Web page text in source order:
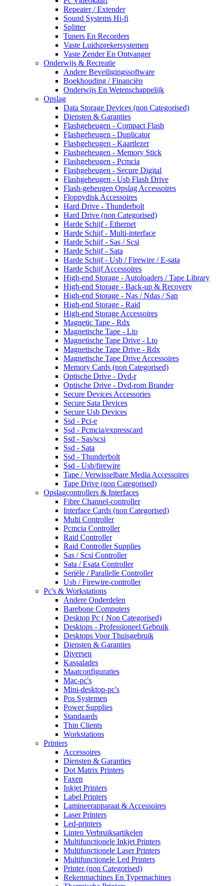
Repeater / Extender
Sound Systems Hi-fi
Splitter
Tuners En Recorders
Vaste Luidsprekersystemen
Vaste Zender En Ontvanger
Onderwijs & Recreatie
Andere Beveiligingssoftware
Boekhouding / Financiën
Onderwijs En Wetenschappelijk
Opslag
Data Storage Devices (non Categorised)
Diensten & Garanties
Flashgeheugen - Compact Flash
Flashgeheugen - Duplicator
Flashgeheugen - Kaartlezer
Flashgeheugen - Memory Stick
Flashgeheugen - Pcmcia
Flashgeheugen - Secure Digital
Flashgeheugen - Usb Flash Drive
Flash-geheugen Opslag Accessoires
Floppydisk Accessoires
Hard Drive - Thunderbolt
Hard Drive (non Categorised)
Harde Schijf - Ethernet
Harde Schijf - Multi-interface
Harde Schijf - Sas / Scsi
Harde Schijf - Sata
Harde Schijf - Usb / Firewire / E-sata
Harde Schijf Accessoires
High-end Storage - Autoloaders / Tape Library
High-end Storage - Back-up & Recovery
High-end Storage - Nas / Ndas / San
High-end Storage - Raid
High-end Storage Accessoires
Magnetic Tape - Rdx
Magnetische Tape - Lto
Magnetische Tape Drive - Lto
Magnetische Tape Drive - Rdx
Magnetische Tape Drive Accessoires
Memory Cards (non Categorised)
Optische Drive - Dvd-r
Optische Drive - Dvd-rom Brander
Secure Devices Accessories
Secure Sata Devices
Secure Usb Devices
Ssd - Pci-e
Ssd - Pcmcia/expresscard
Ssd - Sas/scsi
Ssd - Sata
Ssd - Thunderbolt
Ssd - Usb/firewire
Tape / Verwisselbare Media Accessoires
Tape Drive (non Categorised)
Opslagcontrollers & Interfaces
Fibre Channel-controller
Interface Cards (non Categorised)
Multi Controller
Pcmcia Controller
Raid Controller
Raid Controller Supplies
Sas / Scsi Controller
Sata / Esata Controller
Seriële / Parallelle Controller
Usb / Firewire-controller
Pc's & Workstations
Andere Onderdelen
Barebone Computers
Desktop Pc ( Non Categorised)
Desktops - Professioneel Gebruik
Desktops Voor Thuisgebruik
Diensten & Garanties
Diversen
Kassalades
Maatconfiguraties
Mac-pc's
Mini-desktop-pc's
Pos Systemen
Power Supplies
Standaards
Thin Clients
Workstations
Printers
Accessoires
Diensten & Garanties
Dot Matrix Printers
Faxen
Inkjet Printers
Label Printers
Lamineerapparaat & Accessoires
Laser Printers
Led-printers
Linten Verbruiksartikelen
Multifunctionele Inkjet Printers
Multifunctionele Laser Printers
Multifunctionele Led Printers
Printer (non Categorised)
Rekenmachines En Typemachines